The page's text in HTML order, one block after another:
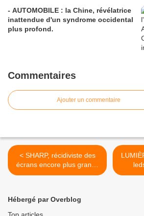
- AUTOMOBILE : la Chine, révélatrice
inattendue d'un syndrome occidental
plus profond.
Commentaires
Ajouter un commentaire
< SHARP, récidiviste des
écrans encore plus grands
que grands, des pixels
Hébergé par Overblog